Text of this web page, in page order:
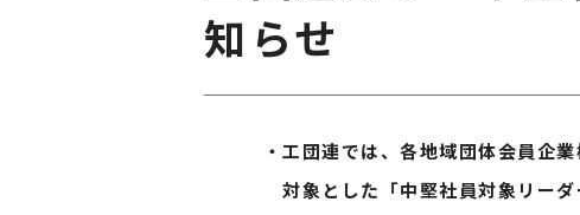
知らせ
・工団連では、各地域団体会員企業
対象とした「中堅社員対象リーダー